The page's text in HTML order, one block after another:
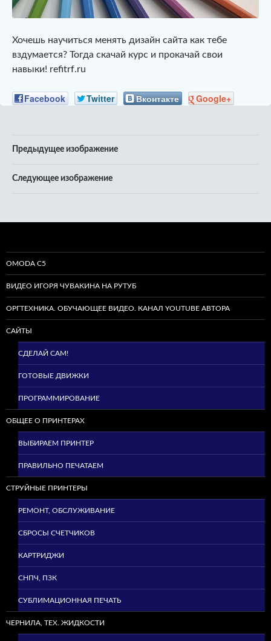
Хочешь научиться менять дизайн сайта как тебе
вздумается? Тогда скачай курс и прокачай свои
навыки! refitrf.ru
Facebook Twitter Вконтакте Google+
Предыдущее изображение
Следующее изображение
OMODA C5
ВИДЕО ИГОРЯ ЧУВАКИНА НА РУТУБ
ОРГТЕХНИКА. ОБУЧАЮЩЕЕ ВИДЕО. КАНАЛ YOUTUBE АВТОРА
САЙТЫ
СДЕЛАЙ САМ!
ГОТОВЫЕ ДВИЖКИ
ПРОГРАММИРОВАНИЕ
ОБЩЕЕ О ПРИНТЕРАХ
ВЫБИРАЕМ ПРИНТЕР
ПРАВИЛЬНО ПЕЧАТАЕМ
СТРУЙНЫЕ ПРИНТЕРЫ
РЕМОНТ, ОБСЛУЖИВАНИЕ
СБРОСЫ СЧЕТЧИКОВ
КАРТРИДЖИ
СНПЧ, ПЗК
СУБЛИМАЦИОННАЯ ПЕЧАТЬ
ЧЕРНИЛА, ТЕХ. ЖИДКОСТИ